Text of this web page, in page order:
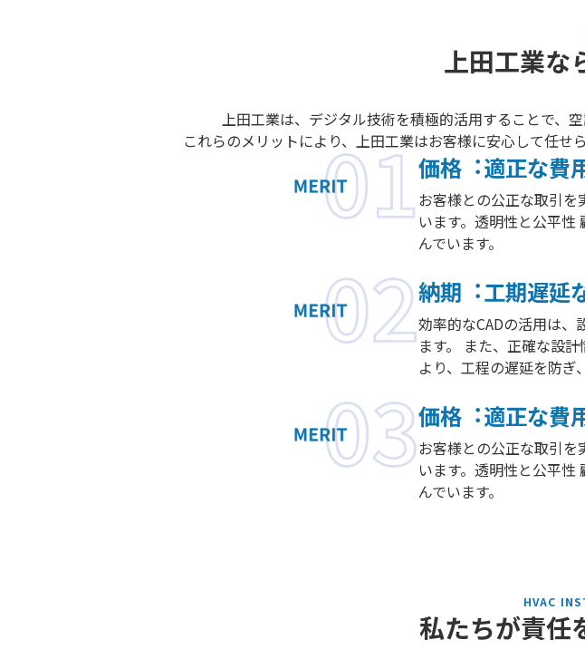
上⽥⼯業な
上⽥⼯業は、デジタル技術を積極的活⽤することで、
これらのメリットにより、上⽥⼯業はお客様に安⼼して任せ
価格︓適正な費
お客様との公正な取引
います。透明性と公平
んでいます。
納期︓⼯期遅延
効率的なCADの活⽤は
ます。 また、正確な設
より、⼯程の遅延を防ぎ
価格︓適正な費
お客様との公正な取引
います。透明性と公平
んでいます。
私たちが責任